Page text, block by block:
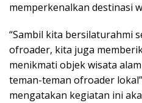
memperkenalkan destinasi
“Sambil kita bersilaturahmi
ofroader, kita juga
menikmati objek wisata
teman-teman ofroader
mengatakan kegiatan ini